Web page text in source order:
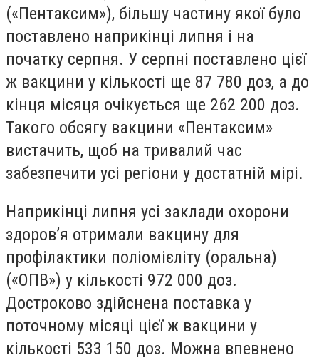
(«Пентаксим»), більшу частину якої було
поставлено наприкінці липня і на
початку серпня. У серпні поставлено цієї
ж вакцини у кількості ще 87 780 доз, а до
кінця місяця очікується ще 262 200 доз.
Такого обсягу вакцини «Пентаксим»
вистачить, щоб на тривалий час
забезпечити усі регіони у достатній мірі.
Наприкінці липня усі заклади охорони
здоров’я отримали вакцину для
профілактики поліомієліту (оральна)
(«ОПВ») у кількості 972 000 доз.
Достроково здійснена поставка у
поточному місяці цієї ж вакцини у
кількості 533 150 доз. Можна впевнено